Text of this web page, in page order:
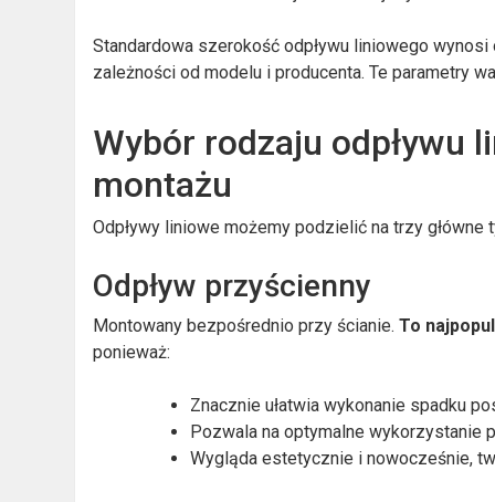
Standardowa szerokość odpływu liniowego
zależności od modelu i producenta. Te parametry
Wybór rodzaju odpływu
montażu
Odpływy liniowe możemy podzielić na trzy
Odpływ przyścienny
Montowany bezpośrednio przy ścianie.To
ponieważ:
Znacznie ułatwia wykonanie spadku
Pozwala na optymalne
Wygląda estetycznie i nowocześnie,